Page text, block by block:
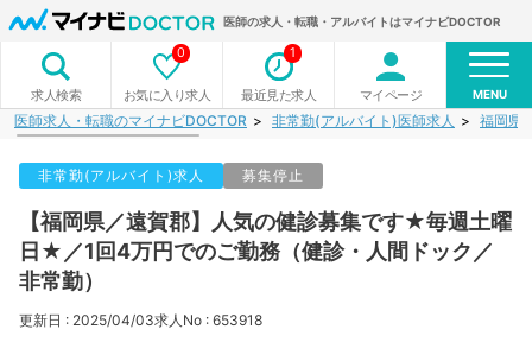
医師の求人・転職・アルバイトはマイナビDOCTOR
求人検索 お気に入り求人
0
最近見た求人
1
マイページ MENU
医師求人・転職のマイナビDOCTOR 非常勤(アルバイト)医師求人 福岡県
非常勤(アルバイト)求人 募集停止
【福岡県／遠賀郡】人気の健診募集です★毎週土曜
日★／1回4万円でのご勤務（健診・人間ドック／
非常勤）
更新日 : 2025/04/03求人No : 653918